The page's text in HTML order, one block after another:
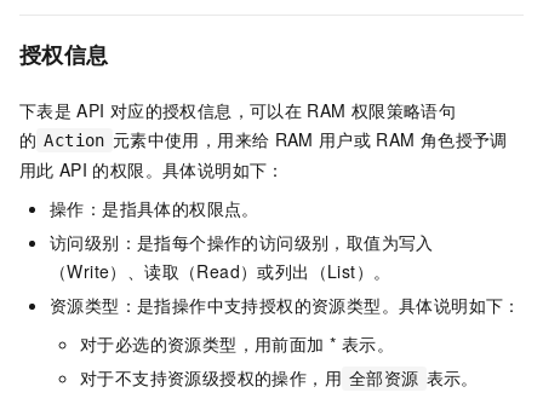
授权信息
下表是 API 对应的授权信息，可以在 RAM 权限策略语句
的 Action 元素中使用，用来给 RAM 用户或 RAM 角色授予调
用此 API 的权限。具体说明如下：
操作：是指具体的权限点。
访问级别：是指每个操作的访问级别，取值为写入
（Write）、读取（Read）或列出（List）。
资源类型：是指操作中支持授权的资源类型。具体说明如下：
对于必选的资源类型，用前面加 * 表示。
对于不支持资源级授权的操作，用 全部资源 表示。